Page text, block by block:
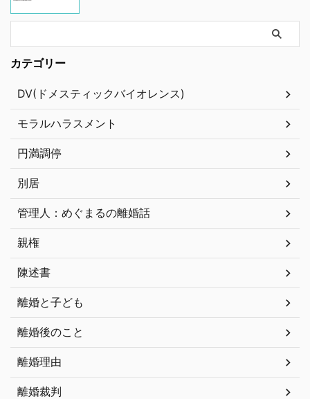
カテゴリー
DV(ドメスティックバイオレンス)
モラルハラスメント
円満調停
別居
管理人：めぐまるの離婚話
親権
陳述書
離婚と子ども
離婚後のこと
離婚理由
離婚裁判